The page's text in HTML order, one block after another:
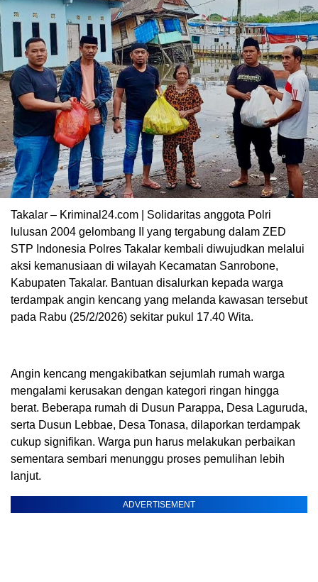
Takalar – Kriminal24.com | Solidaritas anggota Polri
lulusan 2004 gelombang II yang tergabung dalam ZED
STP Indonesia Polres Takalar kembali diwujudkan melalui
aksi kemanusiaan di wilayah Kecamatan Sanrobone,
Kabupaten Takalar. Bantuan disalurkan kepada warga
terdampak angin kencang yang melanda kawasan tersebut
pada Rabu (25/2/2026) sekitar pukul 17.40 Wita.
Angin kencang mengakibatkan sejumlah rumah warga
mengalami kerusakan dengan kategori ringan hingga
berat. Beberapa rumah di Dusun Parappa, Desa Laguruda,
serta Dusun Lebbae, Desa Tonasa, dilaporkan terdampak
cukup signifikan. Warga pun harus melakukan perbaikan
sementara sembari menunggu proses pemulihan lebih
lanjut.
ADVERTISEMENT